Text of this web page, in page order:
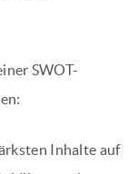
SWOT-
Inhalte auf